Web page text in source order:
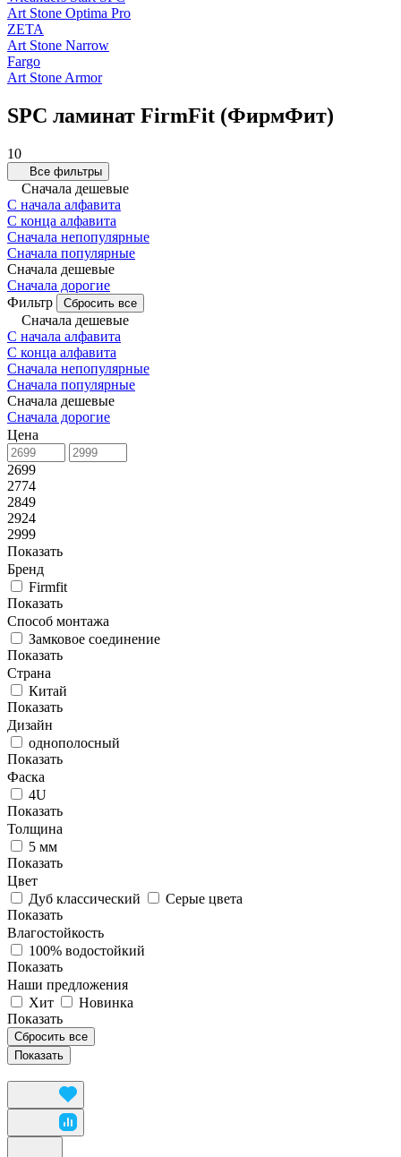
Art Stone Optima Pro
ZETA
Art Stone Narrow
Fargo
Art Stone Armor
SPC ламинат FirmFit (ФирмФит)
10
Все фильтры
Сначала дешевые
С начала алфавита
С конца алфавита
Сначала непопулярные
Сначала популярные
Сначала дешевые
Сначала дорогие
Фильтр
Сбросить все
Сначала дешевые
С начала алфавита
С конца алфавита
Сначала непопулярные
Сначала популярные
Сначала дешевые
Сначала дорогие
Цена
2699
2774
2849
2924
2999
Показать
Бренд
Firmfit
Показать
Способ монтажа
Замковое соединение
Показать
Страна
Китай
Показать
Дизайн
однополосный
Показать
Фаска
4U
Показать
Толщина
5 мм
Показать
Цвет
Дуб классический
Серые цвета
Показать
Влагостойкость
100% водостойкий
Показать
Наши предложения
Хит
Новинка
Показать
Сбросить все